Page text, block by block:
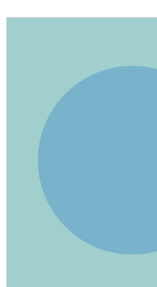
Entwicklungen als